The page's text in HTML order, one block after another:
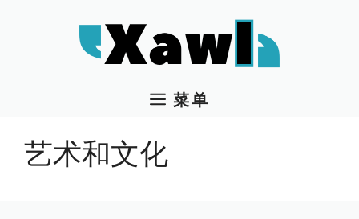
菜单
艺术和文化